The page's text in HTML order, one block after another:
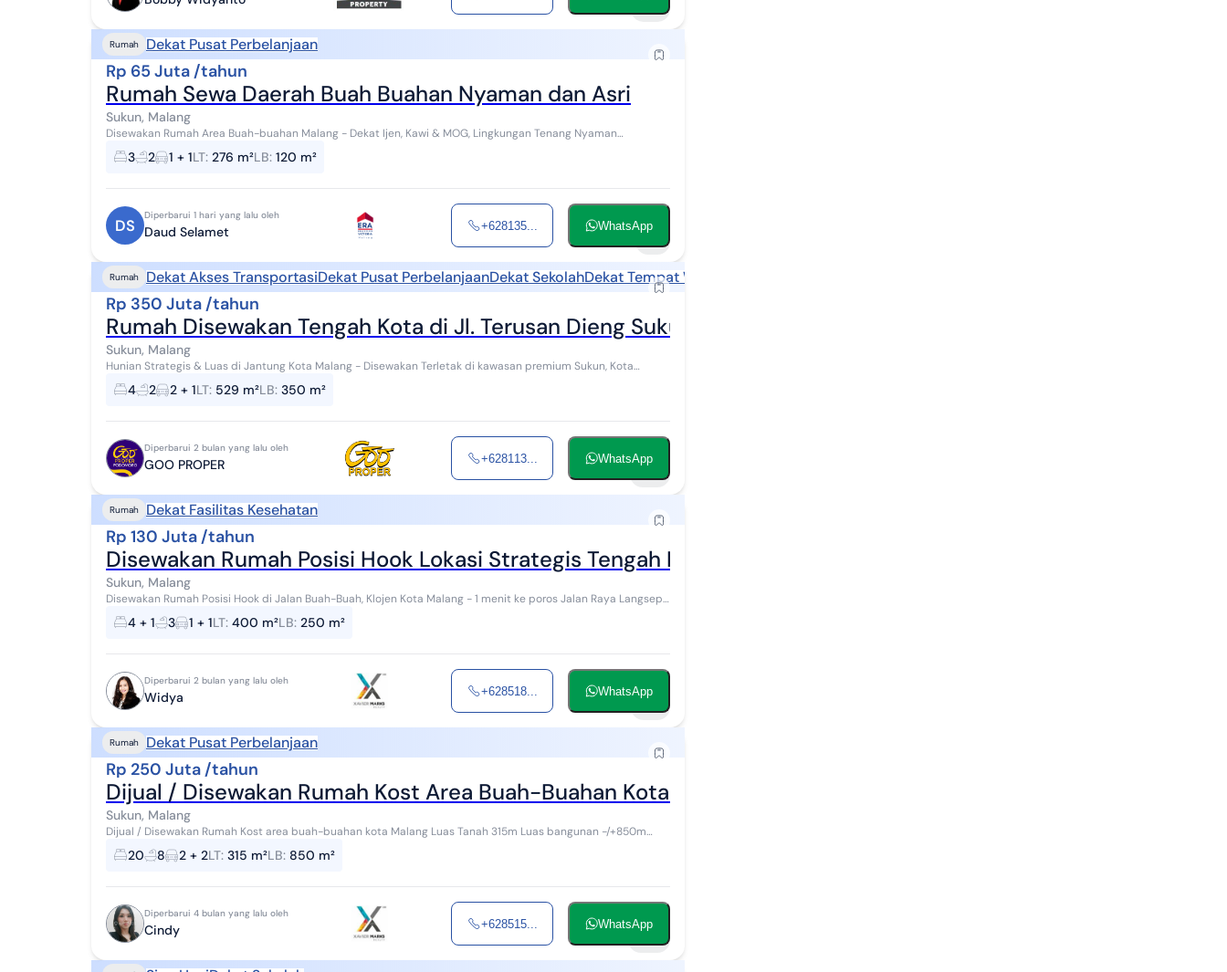
Rumah Dekat Pusat Perbelanjaan
Rp 65 Juta /tahun
Rumah Sewa Daerah Buah Buahan Nyaman dan Asri
Sukun, Malang
Disewakan Rumah Area Buah-buahan Malang - Dekat Ijen, Kawi & MOG, Lingkungan Tenang Nyaman
Kesempatan sewa rumah di kawasan strategis tengah Kota M...
3 2 1 + 1LT: 276 m²LB: 120 m²
DS
Diperbarui 1 hari yang lalu oleh
Daud Selamet +628135... WhatsApp
Rumah Dekat Akses TransportasiDekat Pusat PerbelanjaanDekat SekolahDekat Tempat Wisata
Rp 350 Juta /tahun
Rumah Disewakan Tengah Kota di Jl. Terusan Dieng Sukun Kota Malang Jawa Timur
Sukun, Malang
Hunian Strategis & Luas di Jantung Kota Malang - Disewakan Terletak di kawasan premium Sukun, Kota
Malang, properti satu lantai ini menawarkan ken...
4 2 2 + 1LT: 529 m²LB: 350 m²
Diperbarui 2 bulan yang lalu oleh
GOO PROPER +628113... WhatsApp
Rumah Dekat Fasilitas Kesehatan
Rp 130 Juta /tahun
Disewakan Rumah Posisi Hook Lokasi Strategis Tengah Kota
Sukun, Malang
Disewakan Rumah Posisi Hook di Jalan Buah-Buah, Klojen Kota Malang - 1 menit ke poros Jalan Raya Langsep
Malang - lokasi strategis cocok dijadikan...
4 + 1 3 1 + 1LT: 400 m²LB: 250 m²
Diperbarui 2 bulan yang lalu oleh
Widya +628518... WhatsApp
Rumah Dekat Pusat Perbelanjaan
Rp 250 Juta /tahun
Dijual / Disewakan Rumah Kost Area Buah-Buahan Kota Malang
Sukun, Malang
Dijual / Disewakan Rumah Kost area buah-buahan kota Malang Luas Tanah 315m Luas bangunan -/+850m
Bangunan kokoh 3 lantai Kamar Tidur 20 Kamar Mand...
20 8 2 + 2LT: 315 m²LB: 850 m²
Diperbarui 4 bulan yang lalu oleh
Cindy +628515... WhatsApp